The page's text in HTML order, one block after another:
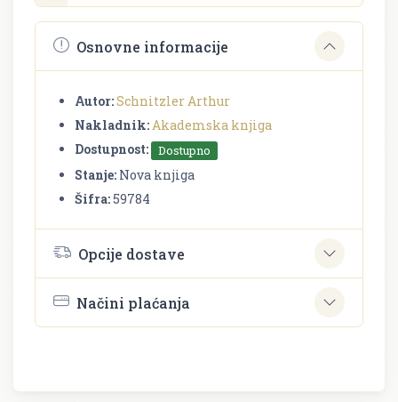
Osnovne informacije
Autor:Schnitzler Arthur
Nakladnik:Akademska knjiga
Dostupnost:
Dostupno
Stanje: Nova knjiga
Šifra:59784
Opcije dostave
Načini plaćanja